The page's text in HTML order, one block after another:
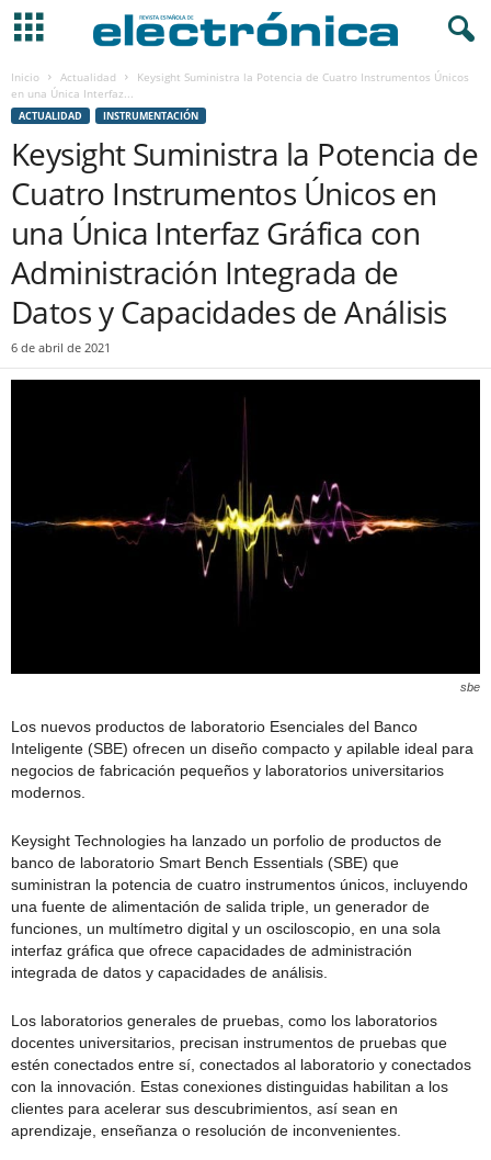
Inicio Actualidad
Keysight Suministra la Potencia de Cuatro Instrumentos Únicos
en una Única Interfaz...
ACTUALIDAD INSTRUMENTACIÓN
Keysight Suministra la Potencia de
Cuatro Instrumentos Únicos en
una Única Interfaz Gráfica con
Administración Integrada de
Datos y Capacidades de Análisis
6 de abril de 2021
sbe
Los nuevos productos de laboratorio Esenciales del Banco
Inteligente (SBE) ofrecen un diseño compacto y apilable ideal para
negocios de fabricación pequeños y laboratorios universitarios
modernos.
Keysight Technologies ha lanzado un porfolio de productos de
banco de laboratorio Smart Bench Essentials (SBE) que
suministran la potencia de cuatro instrumentos únicos, incluyendo
una fuente de alimentación de salida triple, un generador de
funciones, un multímetro digital y un osciloscopio, en una sola
interfaz gráfica que ofrece capacidades de administración
integrada de datos y capacidades de análisis.
Los laboratorios generales de pruebas, como los laboratorios
docentes universitarios, precisan instrumentos de pruebas que
estén conectados entre sí, conectados al laboratorio y conectados
con la innovación. Estas conexiones distinguidas habilitan a los
clientes para acelerar sus descubrimientos, así sean en
aprendizaje, enseñanza o resolución de inconvenientes.